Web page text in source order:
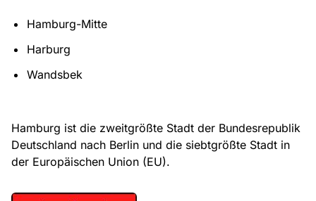
Hamburg-Mitte
Harburg
Wandsbek
Hamburg ist die zweitgrößte Stadt der Bundesrepublik
Deutschland nach Berlin und die siebtgrößte Stadt in
der Europäischen Union (EU).